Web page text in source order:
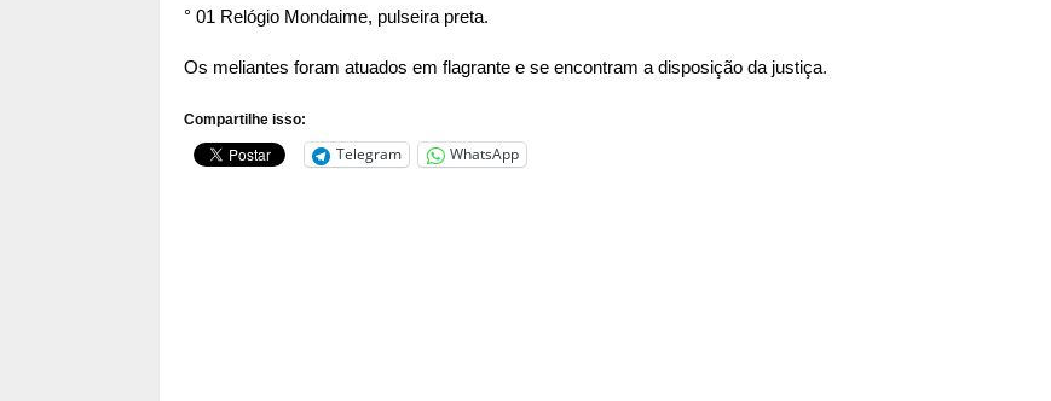
° 01 Relógio Mondaime, pulseira preta.
Os meliantes foram atuados em flagrante e se encontram a disposição da justiça.
Compartilhe isso:
Telegram WhatsApp